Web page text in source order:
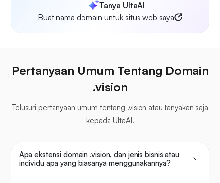
Tanya UltaAI
Buat nama domain untuk situs web saya
Pertanyaan Umum Tentang Domain
.vision
Telusuri pertanyaan umum tentang .vision atau tanyakan saja
kepada UltaAI.
Apa ekstensi domain .vision, dan jenis bisnis atau
individu apa yang biasanya menggunakannya?